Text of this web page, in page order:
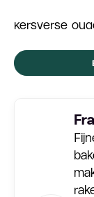
pasvorm.
kersverse